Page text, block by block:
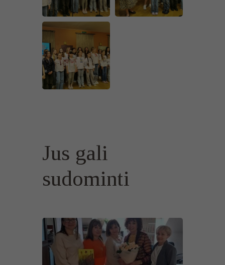
Jus gali
sudominti